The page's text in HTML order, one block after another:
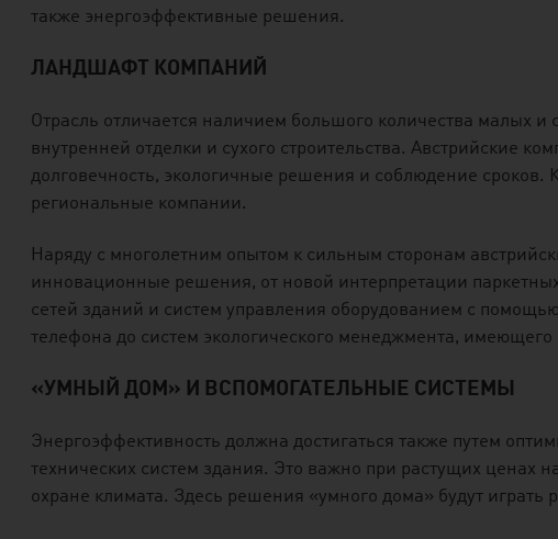
также энергоэффективные решения.
ЛАНДШАФТ КОМПАНИЙ
Отрасль отличается наличием большого количества малых и
внутренней отделки и сухого строительства. Австрийские
долговечность, экологичные решения и соблюдение сроков.
региональные компании.
Наряду с многолетним опытом к сильным сторонам
инновационные решения, от новой интерпретации
сетей зданий и систем управления оборудованием с
телефона до систем экологического менеджмента, имеющего
«УМНЫЙ ДОМ» И ВСПОМОГАТЕЛЬНЫЕ СИСТЕМЫ
Энергоэффективность должна достигаться также путем
технических систем здания. Это важно при растущих ценах
охране климата. Здесь решения «умного дома» будут